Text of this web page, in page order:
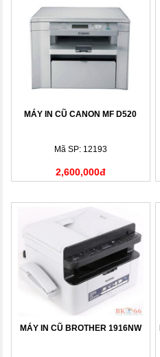
MÁY IN CŨ CANON MF D520
Mã SP: 12193
2,600,000đ
MÁY IN CŨ BROTHER 1916NW